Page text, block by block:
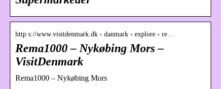
http s://www.visitdenmark.dk › danmark › explore › re…
Rema1000 – Nykøbing Mors –
VisitDenmark
Rema1000 – Nykøbing Mors